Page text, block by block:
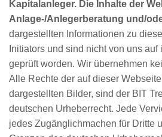
Kapitalanleger. Die Inhalte der
Anlage-/Anlegerberatung und/
dargestellten Informationen zu
Initiators und sind nicht von uns
geprüft worden. Wir übernehmen
Alle Rechte der auf dieser
dargestellten Bilder, sind der BIT
deutschen Urheberrecht. Jede
jedes Zugänglichmachen für Dritte